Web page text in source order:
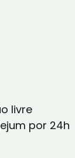
por 24h